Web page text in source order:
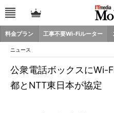
料金プラン 工事不要Wi-Fiルーター
ニュース
公衆電話ボックスに
都とNTT東日本が協定